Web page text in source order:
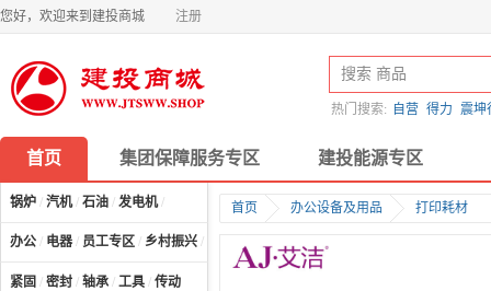
您好，欢迎来到建投商城 注册
热门搜索: 自营 得力 震坤
首页 集团保障服务专区 建投能源专区
锅炉 / 汽机/ 石油 / 发电机/
办公 / 电器 / 员工专区 / 乡村振兴 / 计算机及配件
紧固 / 密封 / 轴承 / 工具 / 传动
首页 办公设备及用品 打印耗材